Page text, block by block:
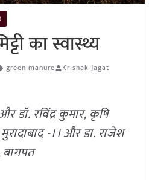
का स्वास्थ्य
green manure Krishak Jagat
रविंद्र कुमार, कृषि
मुरादाबाद -।। और डा. राजेश
बागपत